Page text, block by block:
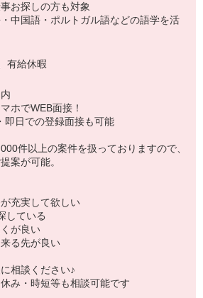
お探しの方も対象
中国語・ポルトガル語などの語学を活
有給休暇
ホでWEB面接！
即日での登録面接も可能
件以上の案件を扱っておりますので、
案が可能。
充実して欲しい
している
が良い
る先が良い
相談ください♪
み・時短等も相談可能です